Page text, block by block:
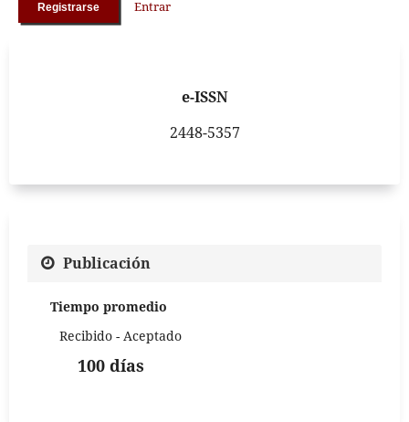
Registrarse Entrar
e-ISSN
2448-5357
Publicación
Tiempo promedio
Recibido - Aceptado
100 días